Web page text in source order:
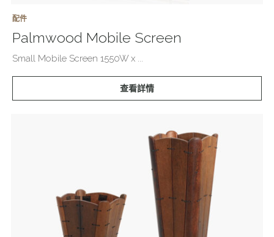
配件
Palmwood Mobile Screen
Small Mobile Screen 1550W x ...
查看詳情